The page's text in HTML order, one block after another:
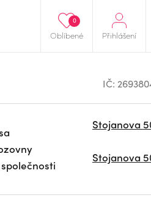
Oblíbené
0
Přihlášení
IČ:
Stojanova
Stojanova